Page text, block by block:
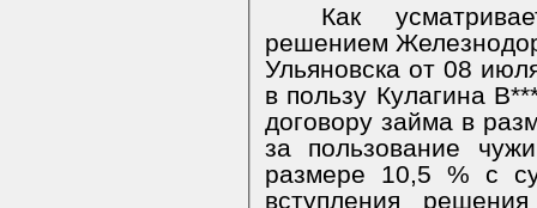
Как
решением
Ульяновска от 08
в пользу Кулагина
договору займа в
за пользование
размере 10,5 % с
вступления